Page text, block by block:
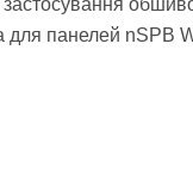
для панелей nSPB